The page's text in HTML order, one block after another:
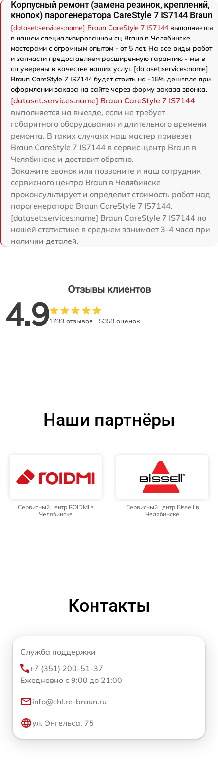
Корпусный ремонт (замена резинок, креплений,
кнопок) парогенератора CareStyle 7 IS7144 Braun
[dataset:services:name] Braun CareStyle 7 IS7144 выполняется
в нашем специализированном сц Braun в Челябинске
мастерами с огромным опытом - от 5 лет. На все виды работ
и запчасти предоставляем расширенную гарантию - мы в
сц уверены в качестве наших услуг. [dataset:services:name]
Braun CareStyle 7 IS7144 будет стоить на -15% дешевле при
оформлении заказа на сайте через форму заказа звонка.
[dataset:services:name] Braun CareStyle 7 IS7144
выполняется на выезде, если не требует
габаритного оборудования и длительного времени
ремонта. В таких случаях наш мастер привезет
Braun CareStyle 7 IS7144 в сервис-центр Braun в
Челябинске и доставит обратно.
Закажите звонок или позвоните и наш сотрудник
сервисного центра Braun в Челябинске
проконсультирует и определит стоимость работ над
парогенератора Braun CareStyle 7 IS7144.
[dataset:services:name] Braun CareStyle 7 IS7144 по
нашей статистике в среднем занимает 3-4 часа при
наличии деталей.
Отзывы клиентов
4.91799 отзывов 5358 оценок
Наши партнёры
Сервисный центр ROIDMI в
Челябинске
Сервисный центр Bissell в
Челябинске
Контакты
Служба поддержки
+7 (351) 200-51-37
Ежедневно с 9:00 до 21:00
info@chl.re-braun.ru
ул. Энгельса, 75